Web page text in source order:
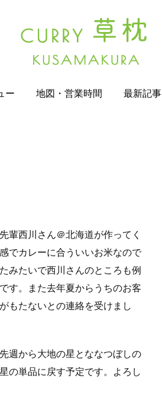
ー 地図・営業時間 最新記事
輩西川さん＠北海道が作ってく
でカレーに合ういいお米なので
みたいで西川さんのところも例
す。また去年夏からうちのお客
もたないとの連絡を受けまし
週から大地の星とななつぼしの
の単品に戻す予定です。よろし